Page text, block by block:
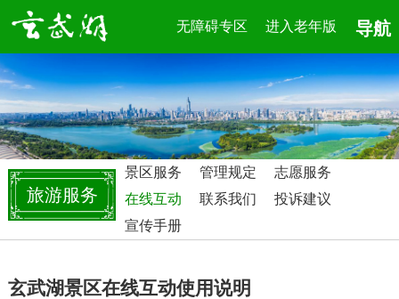
无障碍专区 进入老年版 导航
旅游服务
景区服务 管理规定
志愿服务
在线互动
联系我们
投诉建议
宣传手册
玄武湖景区在线互动使用说明